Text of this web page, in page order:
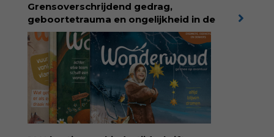
Grensoverschrijdend gedrag,
geboortetrauma en ongelijkheid in de
geboortezorg:in Baas in eigen buik verbindt
filosoof en vroedvrouw Rodante van der Waal
persoonlijke ervaringen aan structureel
onrecht en introduceert ze reproductieve
rechtvaardigheid als een collectieve, radicale
praktijk van zorg. Voor iedereen die wil
begrijpen wat er speelt rond vruchtbaarheid
en geboorte. Koop het boek via